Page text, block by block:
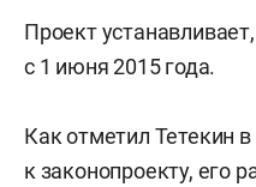
Проект
с 1 июня 2015 года.
Как отметил Тетекин
к законопроекту, его